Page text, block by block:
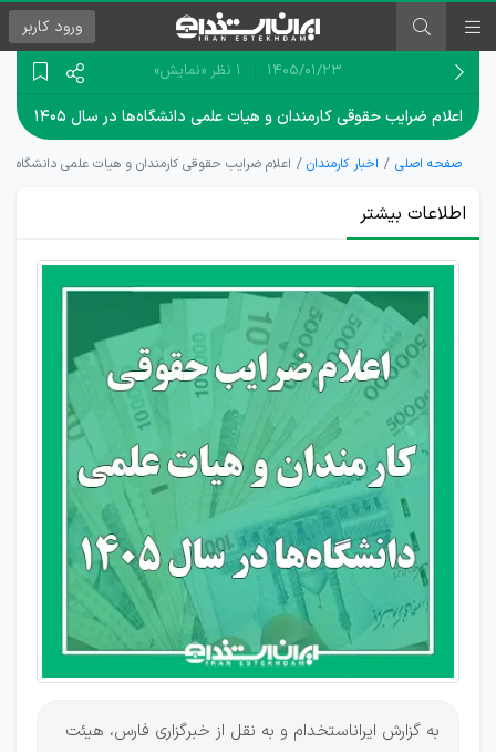
ورود کاربر
۱۴۰۵/۰۱/۲۳ 1 نظر «نمایش»
اعلام ضرایب حقوقی کارمندان و هیات علمی دانشگاه‌ها در سال ۱۴۰۵
صفحه اصلی اخبار کارمندان اعلام ضرایب حقوقی کارمندان و هیات علمی دانشگاه‌ها در
اطلاعات بیشتر
برقراری
فوق
العاده
خاص
کارمندان
دانشگاه‌ها
به گزارش ایراناستخدام و به نقل از خبرگزاری فارس، هیئت